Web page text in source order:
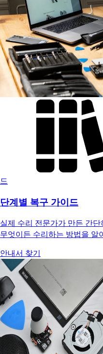
드
단계별 복구 가이드
실제 수리 전문가가 만든 간
무엇이든 수리하는 방법을 알
안내서 찾기